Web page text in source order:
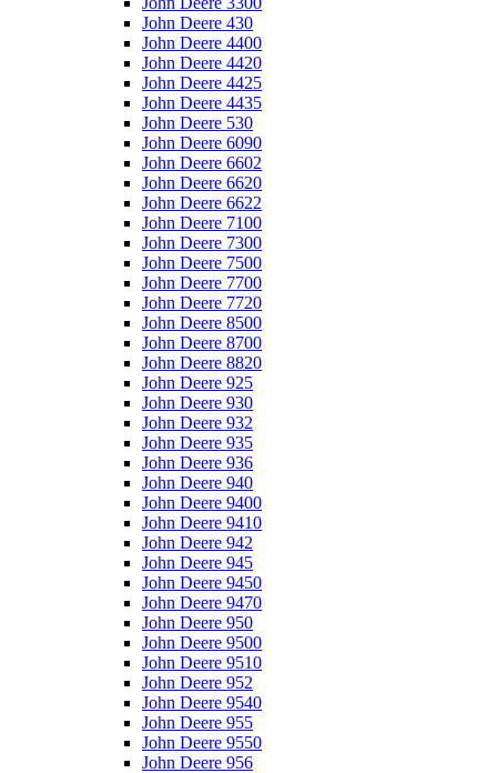
John Deere 430
John Deere 4400
John Deere 4420
John Deere 4425
John Deere 4435
John Deere 530
John Deere 6090
John Deere 6602
John Deere 6620
John Deere 6622
John Deere 7100
John Deere 7300
John Deere 7500
John Deere 7700
John Deere 7720
John Deere 8500
John Deere 8700
John Deere 8820
John Deere 925
John Deere 930
John Deere 932
John Deere 935
John Deere 936
John Deere 940
John Deere 9400
John Deere 9410
John Deere 942
John Deere 945
John Deere 9450
John Deere 9470
John Deere 950
John Deere 9500
John Deere 9510
John Deere 952
John Deere 9540
John Deere 955
John Deere 9550
John Deere 956